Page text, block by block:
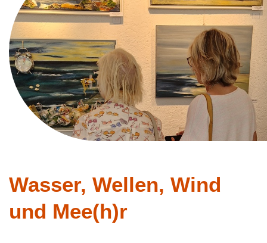
Wasser, Wellen, Wind
und Mee(h)r